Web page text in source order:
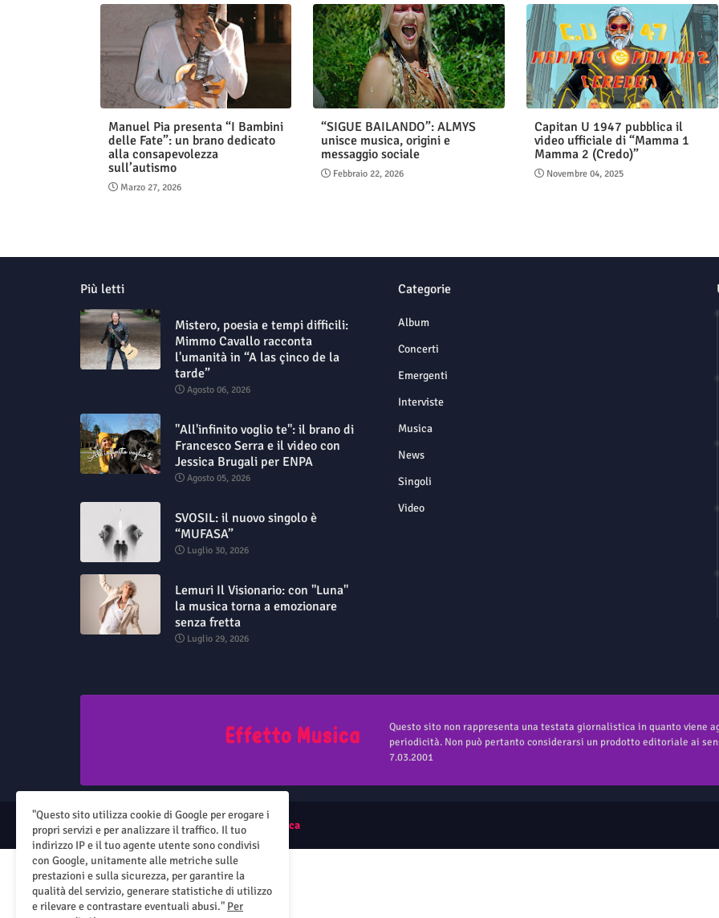
Manuel Pia presenta “I Bambini
delle Fate”: un brano dedicato
alla consapevolezza
sull’autismo
Marzo 27, 2026
“SIGUE BAILANDO”: ALMYS
unisce musica, origini e
messaggio sociale
Febbraio 22, 2026
Capitan U 1947 pubblica il
video ufficiale di “Mamma 1
Mamma 2 (Credo)”
Novembre 04, 2025
Più letti
Mistero, poesia e tempi difficili:
Mimmo Cavallo racconta
l'umanità in “A las çinco de la
tarde”
Agosto 06, 2026
"All'infinito voglio te": il brano di
Francesco Serra e il video con
Jessica Brugali per ENPA
Agosto 05, 2026
SVOSIL: il nuovo singolo è
“MUFASA”
Luglio 30, 2026
Lemuri Il Visionario: con "Luna"
la musica torna a emozionare
senza fretta
Luglio 29, 2026
Categorie
Album
Concerti
Emergenti
Interviste
Musica
News
Singoli
Video
Questo sito non rappresenta una testata giornalistica in quanto viene
periodicità. Non può pertanto considerarsi un prodotto editoriale ai
7.03.2001
All Right Reserved Copyright © Effetto Musica
"Questo sito utilizza cookie di Google per erogare i
propri servizi e per analizzare il traffico. Il tuo
indirizzo IP e il tuo agente utente sono condivisi
con Google, unitamente alle metriche sulle
prestazioni e sulla sicurezza, per garantire la
qualità del servizio, generare statistiche di utilizzo
e rilevare e contrastare eventuali abusi." Per